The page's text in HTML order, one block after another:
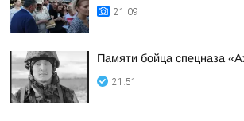
21:09
Памяти бойца спецназа
21:51